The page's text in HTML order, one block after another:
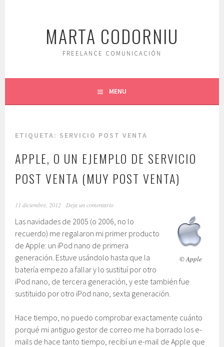
MARTA CODORNIU
FREELANCE COMUNICACIÓN
MENU
ETIQUETA: SERVICIO POST VENTA
APPLE, O UN EJEMPLO DE SERVICIO
POST VENTA (MUY POST VENTA)
11 diciembre, 2012 Deja un comentario
© Apple
Las navidades de 2005 (o 2006, no lo
recuerdo) me regalaron mi primer producto
de Apple: un iPod nano de primera
generación. Estuve usándolo hasta que la
batería empezo a fallar y lo sustituí por otro
iPod nano, de tercera generación, y este también fue
sustituido por otro iPod nano, sexta generación.
Hace tiempo, no puedo comprobar exactamente cuánto
porqué mi antiguo gestor de correo me ha borrado los e-
mails de hace tanto tiempo, recibí un e-mail de Apple que